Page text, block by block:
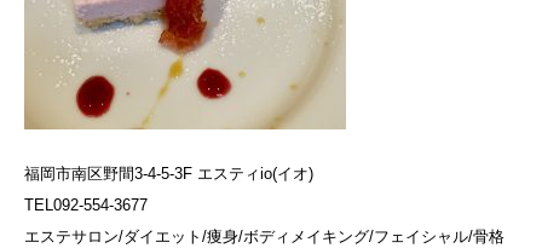
福岡市南区野間3-4-5-3F エスティio(イオ)
TEL092-554-3677
エステサロン/ダイエット/痩身/ボディメイキング/フェイシャル/骨格